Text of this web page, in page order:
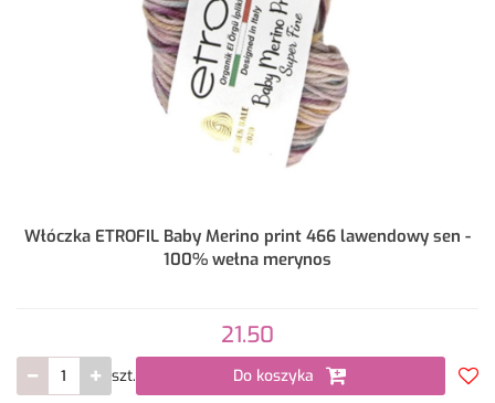
Włóczka ETROFIL Baby Merino print 466 lawendowy sen -
100% wełna merynos
21.50
szt. Do koszyka